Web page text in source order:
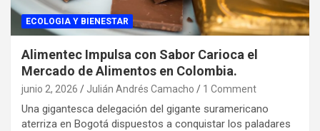
ECOLOGIA Y BIENESTAR
Alimentec Impulsa con Sabor Carioca el
Mercado de Alimentos en Colombia.
junio 2, 2026 Julián Andrés Camacho 1 Comment
Una gigantesca delegación del gigante suramericano
aterriza en Bogotá dispuestos a conquistar los paladares